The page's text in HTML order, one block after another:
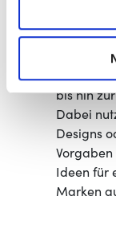
Kanäle
Website
bis hin
Dabei
Designs
Ideen für
Marken